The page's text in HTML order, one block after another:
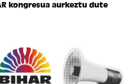
kongresua aurkeztu dute